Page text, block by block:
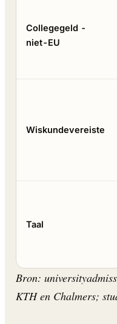
Collegegeld -
niet-EU
Wiskundevereiste
Taal
Bron:
KTH en Chalmers;